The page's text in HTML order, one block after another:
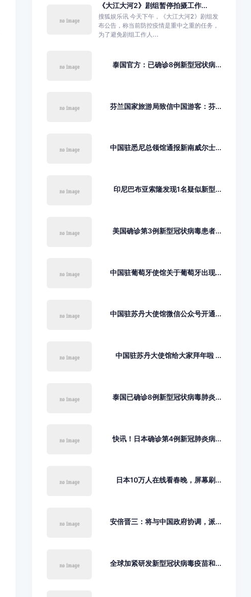
《大江大河2》剧组暂停拍摄工作...
搜狐娱乐讯 今天下午，《大江大河2》剧组发
布公告，称当前防控疫情是重中之重的任务，
为了避免剧组工作人...
泰国官方：已确诊8例新型冠状病...
芬兰国家旅游局致信中国游客：芬...
中国驻悉尼总领馆通报新南威尔士...
印尼巴布亚索隆发现1名疑似新型...
美国确诊第3例新型冠状病毒患者...
中国驻葡萄牙使馆关于葡萄牙出现...
中国驻苏丹大使馆微信公众号开通...
中国驻苏丹大使馆给大家拜年啦 ...
泰国已确诊8例新型冠状病毒肺炎...
快讯！日本确诊第4例新冠肺炎病...
日本10万人在线看春晚，屏幕刷...
安倍晋三：将与中国政府协调，派...
全球加紧研发新型冠状病毒疫苗和...